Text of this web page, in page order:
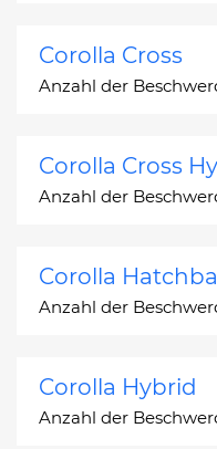
Corolla Cross
Anzahl der
Corolla Cross
Anzahl der
Corolla
Anzahl der
Corolla Hybrid
Anzahl der